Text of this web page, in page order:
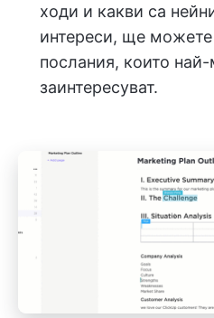
ходи и какви са
интереси, ще
послания, които
заинтересуват.